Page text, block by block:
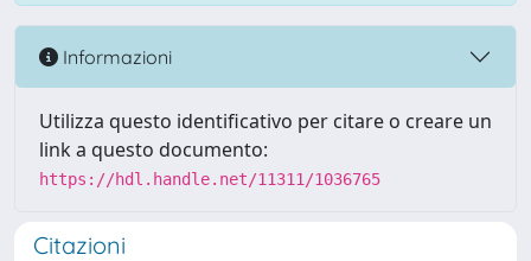
Informazioni
Utilizza questo identificativo per citare o creare un
link a questo documento:
https://hdl.handle.net/11311/1036765
Citazioni